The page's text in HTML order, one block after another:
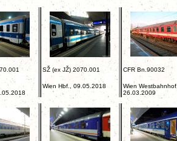
SŽ (ex JŽ) 2070.001
Wien Hbf., 09.05.2018
CFR Bn.90032
Wien Westbahnhof,
26.03.2009